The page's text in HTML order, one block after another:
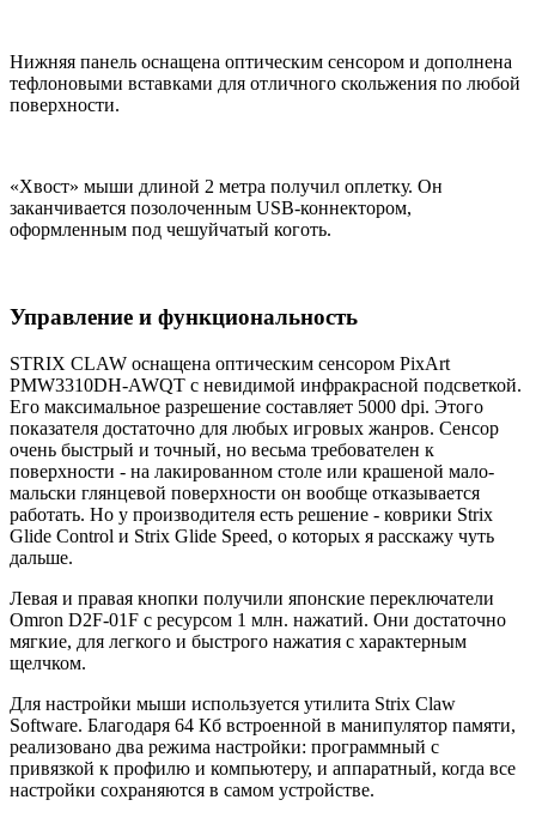
Нижняя панель оснащена оптическим сенсором и дополнена
тефлоновыми вставками для отличного скольжения по любой
поверхности.
«Хвост» мыши длиной 2 метра получил оплетку. Он
заканчивается позолоченным USB-коннектором,
оформленным под чешуйчатый коготь.
Управление и функциональность
STRIX CLAW оснащена оптическим сенсором PixArt
PMW3310DH-AWQT с невидимой инфракрасной подсветкой.
Его максимальное разрешение составляет 5000 dpi. Этого
показателя достаточно для любых игровых жанров. Сенсор
очень быстрый и точный, но весьма требователен к
поверхности - на лакированном столе или крашеной мало-
мальски глянцевой поверхности он вообще отказывается
работать. Но у производителя есть решение - коврики Strix
Glide Control и Strix Glide Speed, о которых я расскажу чуть
дальше.
Левая и правая кнопки получили японские переключатели
Omron D2F-01F с ресурсом 1 млн. нажатий. Они достаточно
мягкие, для легкого и быстрого нажатия с характерным
щелчком.
Для настройки мыши используется утилита Strix Claw
Software. Благодаря 64 Кб встроенной в манипулятор памяти,
реализовано два режима настройки: программный с
привязкой к профилю и компьютеру, и аппаратный, когда все
настройки сохраняются в самом устройстве.